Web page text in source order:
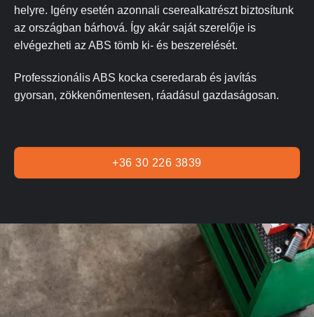
helyre. Igény esetén azonnali cserealkatrészt biztosítunk
az országban bárhová. Így akár saját szerelője is
elvégezheti az ABS tömb ki- és beszerelését.
Professzionális ABS kocka cseredarab és javítás
gyorsan, zökkenőmentesen, ráadásul gazdaságosan.
+36 30 226 3839